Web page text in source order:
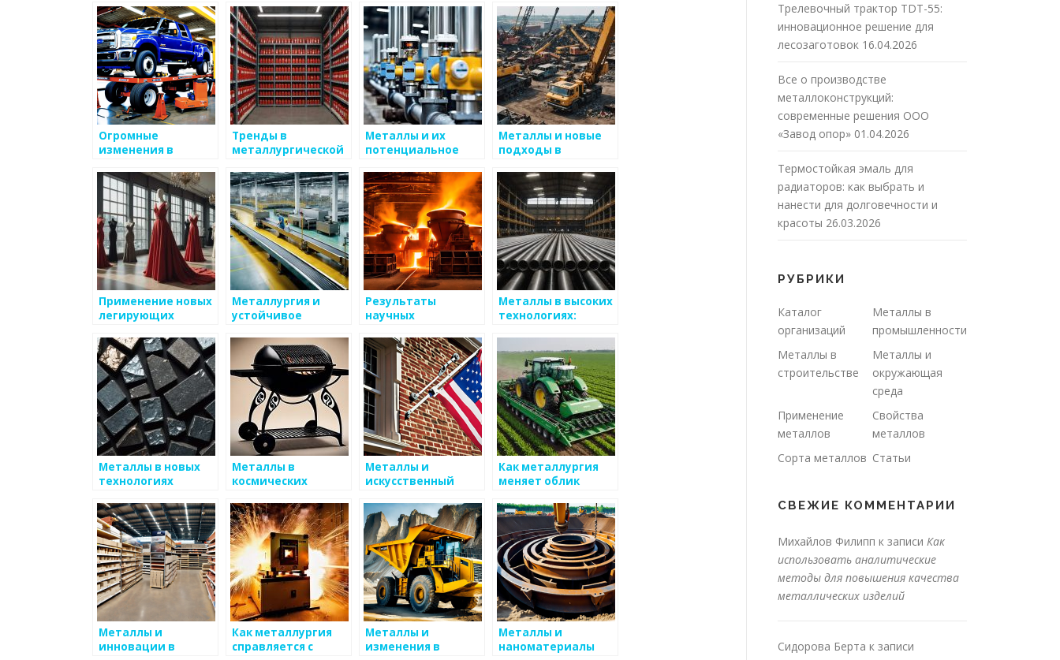
Огромные
изменения в
века
Тренды в
металлургической
Металлы и их
потенциальное
будущих
технологиях
Металлы и новые
подходы в
производстве
Применение новых
легирующих
Металлургия и
устойчивое
Результаты
научных
металлургии
Металлы в высоких
технологиях:
Металлы в новых
технологиях
Металлы в
космических
Металлы и
искусственный
Как металлургия
меняет облик
общества
Металлы и
инновации в
Как металлургия
справляется с
Металлы и
изменения в
Металлы и
наноматериалы
Трелевочный трактор TDT-55:
инновационное решение для
лесозаготовок 16.04.2026
Все о производстве
металлоконструкций:
современные решения ООО
«Завод опор» 01.04.2026
Термостойкая эмаль для
радиаторов: как выбрать и
нанести для долговечности и
красоты 26.03.2026
РУБРИКИ
Каталог
организаций
Металлы в
промышленности
Металлы в
строительстве
Металлы и
окружающая
среда
Применение
металлов
Свойства
металлов
Сорта металлов Статьи
СВЕЖИЕ КОММЕНТАРИИ
Михайлов Филипп к записи Как
использовать аналитические
методы для повышения качества
металлических изделий
Сидорова Берта к записи